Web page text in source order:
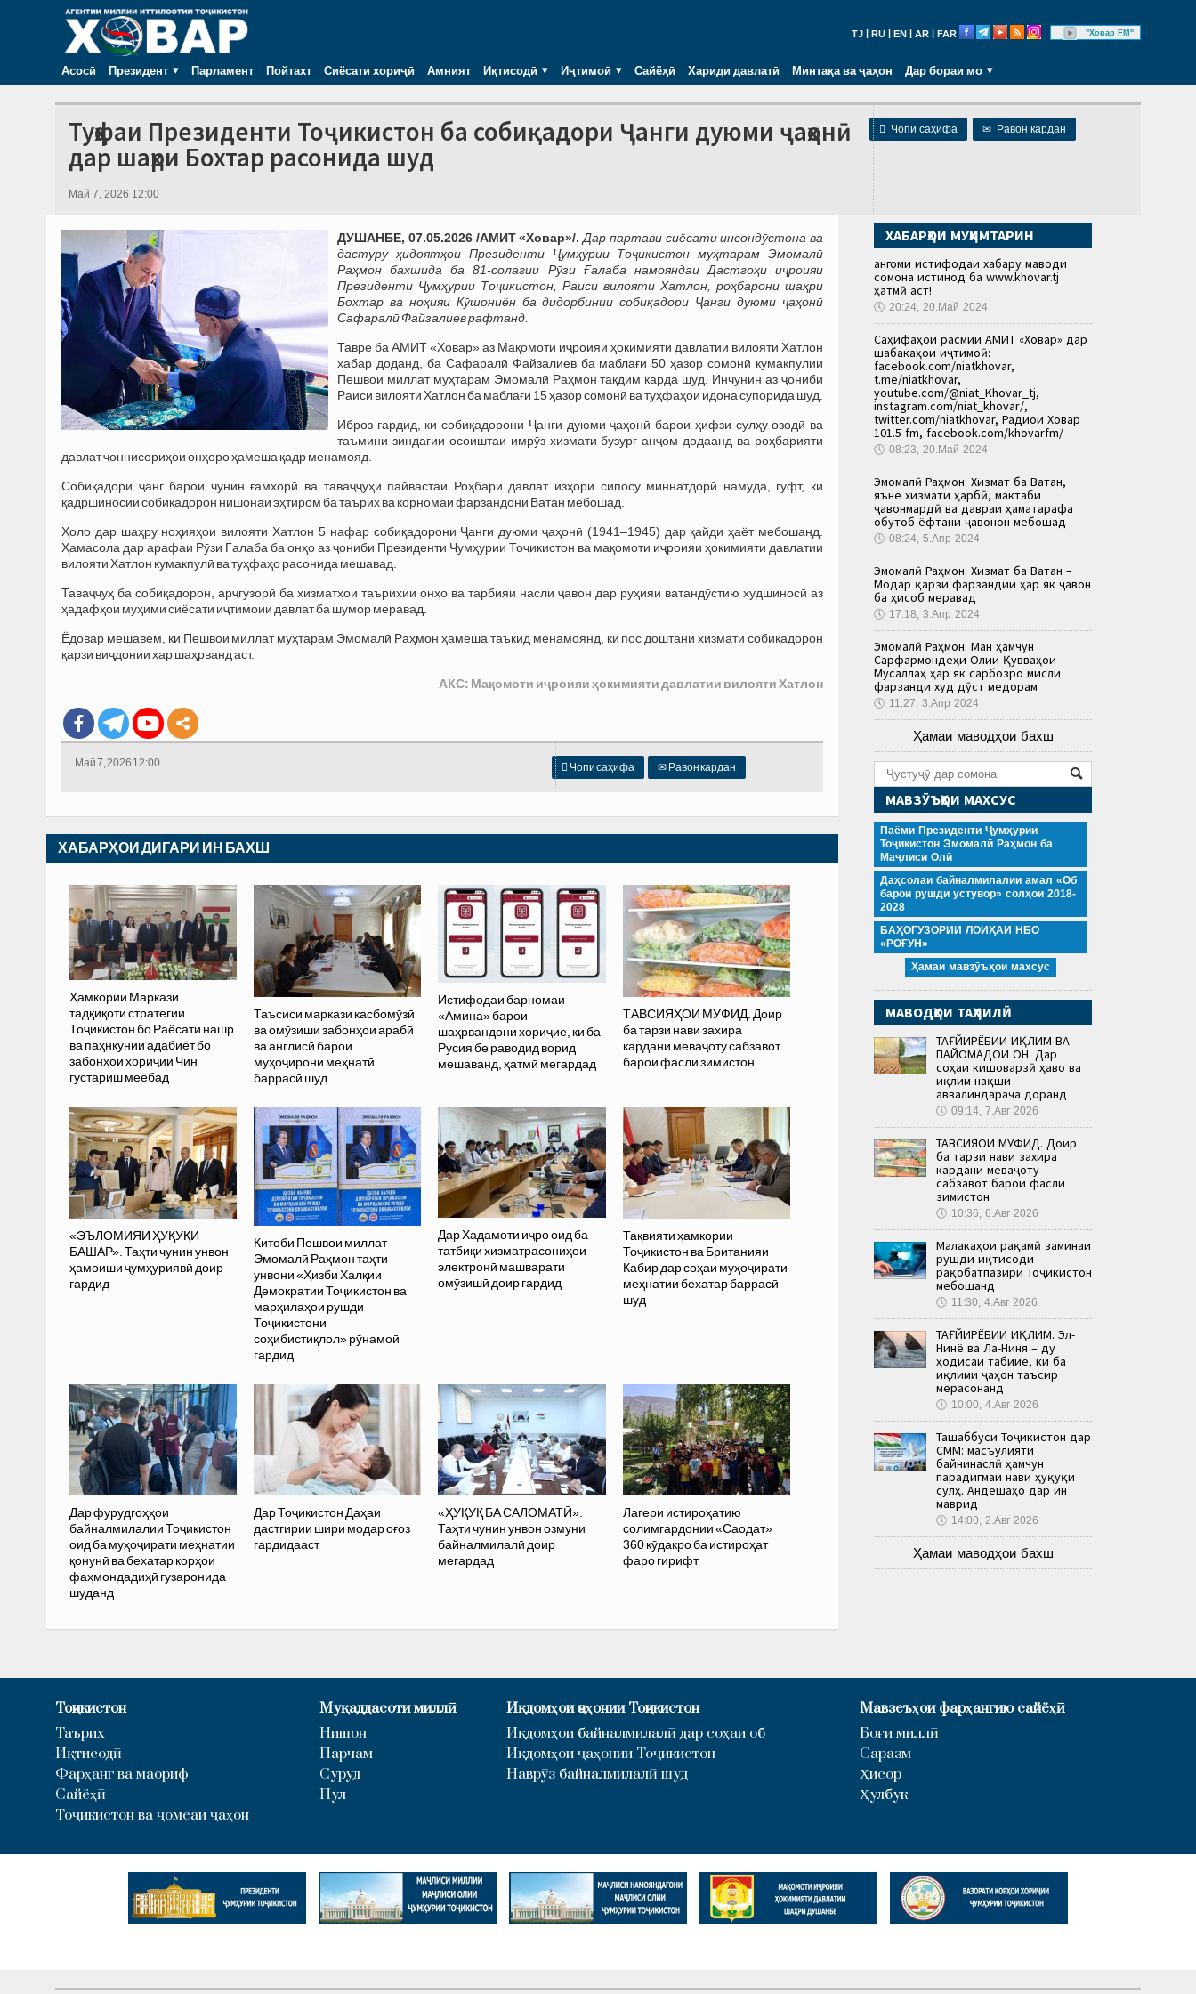
TJ RU EN AR FAR "Ховар FM"
Асосӣ Президент Парламент Пойтахт Сиёсати хориҷӣ Амният Иқтисодӣ Иҷтимоӣ Сайёҳӣ Хариди давлатӣ Минтақа ва ҷаҳон Дар бораи мо
 Чопи саҳифа ✉ Равон кардан
Туҳфаи Президенти Тоҷикистон ба собиқадори Ҷанги дуюми ҷаҳонӣ
дар шаҳри Бохтар расонида шуд
Май 7, 2026 12:00
ДУШАНБЕ, 07.05.2026 /АМИТ «Ховар»/. Дар партави сиёсати инсондӯстона ва
дастуру ҳидоятҳои Президенти Ҷумҳурии Тоҷикистон муҳтарам Эмомалӣ
Раҳмон бахшида ба 81-солагии Рӯзи Ғалаба намояндаи Дастгоҳи иҷроияи
Президенти Ҷумҳурии Тоҷикистон, Раиси вилояти Хатлон, роҳбарони шаҳри
Бохтар ва ноҳияи Кӯшониён ба дидорбинии собиқадори Ҷанги дуюми ҷаҳонӣ
Сафаралӣ Файзалиев рафтанд.
Тавре ба АМИТ «Ховар» аз Мақомоти иҷроияи ҳокимияти давлатии вилояти Хатлон
хабар доданд, ба Сафаралӣ Файзалиев ба маблағи 50 ҳазор сомонӣ кумакпулии
Пешвои миллат муҳтарам Эмомалӣ Раҳмон тақдим карда шуд. Инчунин аз ҷониби
Раиси вилояти Хатлон ба маблағи 15 ҳазор сомонӣ ва туҳфаҳои идона супорида шуд.
Иброз гардид, ки собиқадорони Ҷанги дуюми ҷаҳонӣ барои ҳифзи сулҳу озодӣ ва
таъмини зиндагии осоиштаи имрӯз хизмати бузург анҷом додаанд ва роҳбарияти
давлат ҷоннисориҳои онҳоро ҳамеша қадр менамояд.
Собиқадори ҷанг барои чунин ғамхорӣ ва таваҷҷуҳи пайвастаи Роҳбари давлат изҳори сипосу миннатдорӣ намуда, гуфт, ки
қадршиносии собиқадорон нишонаи эҳтиром ба таърих ва корномаи фарзандони Ватан мебошад.
Ҳоло дар шаҳру ноҳияҳои вилояти Хатлон 5 нафар собиқадорони Ҷанги дуюми ҷаҳонӣ (1941–1945) дар қайди ҳаёт мебошанд.
Ҳамасола дар арафаи Рӯзи Ғалаба ба онҳо аз ҷониби Президенти Ҷумҳурии Тоҷикистон ва мақомоти иҷроияи ҳокимияти давлатии
вилояти Хатлон кумакпулӣ ва туҳфаҳо расонида мешавад.
Таваҷҷуҳ ба собиқадорон, арҷгузорӣ ба хизматҳои таърихии онҳо ва тарбияи насли ҷавон дар руҳияи ватандӯстию худшиносӣ аз
ҳадафҳои муҳими сиёсати иҷтимоии давлат ба шумор меравад.
Ёдовар мешавем, ки Пешвои миллат муҳтарам Эмомалӣ Раҳмон ҳамеша таъкид менамоянд, ки пос доштани хизмати собиқадорон
қарзи виҷдонии ҳар шаҳрванд аст.
АКС: Мақомоти иҷроияи ҳокимияти давлатии вилояти Хатлон
 Чопи саҳифа ✉ Равон кардан
Май 7, 2026 12:00
ХАБАРҲОИ ДИГАРИ ИН БАХШ
Ҳамкории Маркази
тадқиқоти стратегии
Тоҷикистон бо Раёсати нашр
ва паҳнкунии адабиёт бо
забонҳои хориҷии Чин
густариш меёбад
Таъсиси маркази касбомӯзӣ
ва омӯзиши забонҳои арабӣ
ва англисӣ барои
муҳоҷирони меҳнатӣ
баррасӣ шуд
Истифодаи барномаи
«Амина» барои
шаҳрвандони хориҷие, ки ба
Русия бе раводид ворид
мешаванд, ҳатмӣ мегардад
ТАВСИЯҲОИ МУФИД. Доир
ба тарзи нави захира
кардани меваҷоту сабзавот
барои фасли зимистон
«ЭЪЛОМИЯИ ҲУҚУҚИ
БАШАР». Таҳти чунин унвон
ҳамоиши ҷумҳуриявӣ доир
гардид
Китоби Пешвои миллат
Эмомалӣ Раҳмон таҳти
унвони «Ҳизби Халқии
Демократии Тоҷикистон ва
марҳилаҳои рушди
Тоҷикистони
соҳибистиқлол» рӯнамоӣ
гардид
Дар Хадамоти иҷро оид ба
татбиқи хизматрасониҳои
электронӣ машварати
омӯзишӣ доир гардид
Тақвияти ҳамкории
Тоҷикистон ва Британияи
Кабир дар соҳаи муҳоҷирати
меҳнатии бехатар баррасӣ
шуд
Дар фурудгоҳҳои
байналмилалии Тоҷикистон
оид ба муҳоҷирати меҳнатии
қонунӣ ва бехатар корҳои
фаҳмондадиҳӣ гузаронида
шуданд
Дар Тоҷикистон Даҳаи
дастгирии шири модар оғоз
гардидааст
«ҲУҚУҚ БА САЛОМАТӢ».
Таҳти чунин унвон озмуни
байналмилалӣ доир
мегардад
Лагери истироҳатию
солимгардонии «Саодат»
360 кӯдакро ба истироҳат
фаро гирифт
ХАБАРҲОИ МУҲИМТАРИН
Ҳангоми истифодаи хабару маводи
сомона истинод ба www.khovar.tj
ҳатмӣ аст!
🕔 20:24, 20.Май 2024
Саҳифаҳои расмии АМИТ «Ховар» дар
шабакаҳои иҷтимоӣ:
facebook.com/niatkhovar,
t.me/niatkhovar,
youtube.com/@niat_Khovar_tj,
instagram.com/niat_khovar/,
twitter.com/niatkhovar, Радиои Ховар
101.5 fm, facebook.com/khovarfm/
🕔 08:23, 20.Май 2024
Эмомалӣ Раҳмон: Хизмат ба Ватан,
яъне хизмати ҳарбӣ, мактаби
ҷавонмардӣ ва давраи ҳаматарафа
обутоб ёфтани ҷавонон мебошад
🕔 08:24, 5.Апр 2024
Эмомалӣ Раҳмон: Хизмат ба Ватан –
Модар қарзи фарзандии ҳар як ҷавон
ба ҳисоб меравад
🕔 17:18, 3.Апр 2024
Эмомалӣ Раҳмон: Ман ҳамчун
Сарфармондеҳи Олии Қувваҳои
Мусаллаҳ ҳар як сарбозро мисли
фарзанди худ дӯст медорам
🕔 11:27, 3.Апр 2024
Ҳамаи маводҳои бахш
МАВЗӮЪҲОИ МАХСУС
Паёми Президенти Ҷумҳурии
Тоҷикистон Эмомалӣ Раҳмон ба
Маҷлиси Олӣ
Даҳсолаи байналмилалии амал «Об
барои рушди устувор» солҳои 2018-
2028
БАҲОГУЗОРИИ ЛОИҲАИ НБО
«РОҒУН»
Ҳамаи мавзӯъҳои махсус
МАВОДҲОИ ТАҲЛИЛӢ
ТАҒЙИРЁБИИ ИҚЛИМ ВА
ПАЙОМАДҲОИ ОН. Дар
соҳаи кишоварзӣ ҳаво ва
иқлим нақши
аввалиндараҷа доранд
🕔 09:14, 7.Авг 2026
ТАВСИЯҲОИ МУФИД. Доир
ба тарзи нави захира
кардани меваҷоту
сабзавот барои фасли
зимистон
🕔 10:36, 6.Авг 2026
Малакаҳои рақамӣ заминаи
рушди иқтисоди
рақобатпазири Тоҷикистон
мебошанд
🕔 11:30, 4.Авг 2026
ТАҒЙИРЁБИИ ИҚЛИМ. Эл-
Нинё ва Ла-Ниня – ду
ҳодисаи табиие, ки ба
иқлими ҷаҳон таъсир
мерасонанд
🕔 10:00, 4.Авг 2026
Ташаббуси Тоҷикистон дар
СММ: масъулияти
байнинаслӣ ҳамчун
парадигмаи нави ҳуқуқи
сулҳ. Андешаҳо дар ин
маврид
🕔 14:00, 2.Авг 2026
Ҳамаи маводҳои бахш
Тоҷикистон
Таърих
Иқтисодӣ
Фарҳанг ва маориф
Сайёҳӣ
Тоҷикистон ва ҷомеаи ҷаҳон
Муқаддасоти миллӣ
Нишон
Парчам
Суруд
Пул
Иқдомҳои ҷаҳонии Тоҷикистон
Иқдомҳои байналмилалӣ дар соҳаи об
Иқдомҳои ҷаҳонии Тоҷикистон
Наврӯз байналмилалӣ шуд
Мавзеъҳои фарҳангию сайёҳӣ
Боғи миллӣ
Саразм
Ҳисор
Ҳулбук